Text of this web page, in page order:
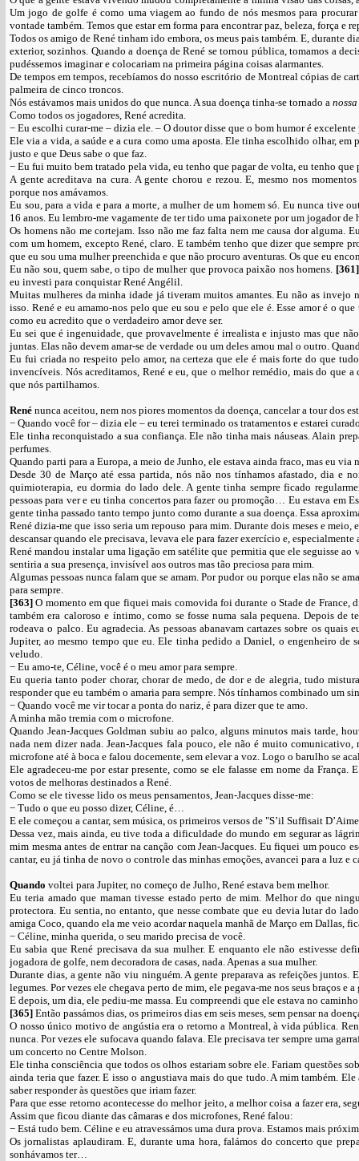
Um jogo de golfe é como uma viagem ao fundo de nós mesmos para
vontade também. Temos que estar em forma para encontrar paz, beleza, força e
Todos os amigo de René tinham ido embora, os meus pais também. E, durante
exterior, sozinhos. Quando a doença de René se tornou pública, tomamos a
pudéssemos imaginar e colocariam na primeira página coisas alarmantes.
De tempos em tempos, recebíamos do nosso escritório de Montreal cópias de
palmeira de cinco troncos.
Nós estávamos mais unidos do que nunca. A sua doença tinha-se tornado a nossa
Como todos os jogadores, René acredita.
− Eu escolhi curar-me – dizia ele. – O doutor disse que o bom humor é
Ele via a vida, a saúde e a cura como uma aposta. Ele tinha escolhido olhar,
justo e que Deus sabe o que faz.
− Eu fui muito bem tratado pela vida, eu tenho que pagar de volta, eu tenho
A gente acreditava na cura. A gente chorou e rezou. E, mesmo nos
porque nos amávamos.
Eu sou, para a vida e para a morte, a mulher de um homem só. Eu nunca tive
16 anos. Eu lembro-me vagamente de ter tido uma paixonete por um jogador
Os homens não me cortejam. Isso não me faz falta nem me causa dor
com um homem, excepto René, claro. E também tenho que dizer que sempre
que eu sou uma mulher preenchida e que não procuro aventuras. Os que eu
Eu não sou, quem sabe, o tipo de mulher que provoca paixão nos homens.
eu investi para conquistar René Angélil.
Muitas mulheres da minha idade já tiveram muitos amantes. Eu não as
isso. René e eu amamo-nos pelo que eu sou e pelo que ele é. Esse amor é o
como eu acredito que o verdadeiro amor deve ser.
Eu sei que é ingenuidade, que provavelmente é irrealista e injusto mas que
juntas. Elas não devem amar-se de verdade ou um deles amou mal o outro.
Eu fui criada no respeito pelo amor, na certeza que ele é mais forte do que
invencíveis. Nós acreditamos, René e eu, que o melhor remédio, mais do que
que nós partilhamos.
René nunca aceitou, nem nos piores momentos da doença, cancelar a tour dos
− Quando você for – dizia ele – eu terei terminado os tratamentos e estarei
Ele tinha reconquistado a sua confiança. Ele não tinha mais náuseas. Alain
perfumes.
Quando parti para a Europa, a meio de Junho, ele estava ainda fraco, mas eu via
Desde 30 de Março até essa partida, nós não nos tínhamos afastado, dia e
quimioterapia, eu dormia do lado dele. A gente tinha sempre ficado
pessoas para ver e eu tinha concertos para fazer ou promoção… Eu estava em
gente tinha passado tanto tempo junto como durante a sua doença. Essa
René dizia-me que isso seria um repouso para mim. Durante dois meses e
descansar quando ele precisava, levava ele para fazer exercício e,
René mandou instalar uma ligação em satélite que permitia que ele seguisse
sentiria a sua presença, invisível aos outros mas tão preciosa para mim.
Algumas pessoas nunca falam que se amam. Por pudor ou porque elas não se
para sempre.
[363]O momento em que fiquei mais comovida foi durante o Stade de
também era caloroso e íntimo, como se fosse numa sala pequena. Depois
rodeava o palco. Eu agradecia. As pessoas abanavam cartazes sobre os
Jupiter, ao mesmo tempo que eu. Ele tinha pedido a Daniel, o engenheiro
veludo.
− Eu amo-te, Céline, você é o meu amor para sempre.
Eu queria tanto poder chorar, chorar de medo, de dor e de alegria, tudo
responder que eu também o amaria para sempre. Nós tínhamos combinado um
− Quando você me vir tocar a ponta do nariz, é para dizer que te amo.
A minha mão tremia com o microfone.
Quando Jean-Jacques Goldman subiu ao palco, alguns minutos mais tarde,
nada nem dizer nada. Jean-Jacques fala pouco, ele não é muito
microfone até à boca e falou docemente, sem elevar a voz. Logo o barulho se
Ele agradeceu-me por estar presente, como se ele falasse em nome da
votos de melhoras destinados a René.
Como se ele tivesse lido os meus pensamentos, Jean-Jacques disse-me:
− Tudo o que eu posso dizer, Céline, é…
E ele começou a cantar, sem música, os primeiros versos de "S’il Suffisait
Dessa vez, mais ainda, eu tive toda a dificuldade do mundo em segurar as
mim mesma antes de entrar na canção com Jean-Jacques. Eu fiquei um
cantar, eu já tinha de novo o controle das minhas emoções, avancei para a luz e
Quando voltei para Jupiter, no começo de Julho, René estava bem melhor.
Eu teria amado que maman tivesse estado perto de mim. Melhor do que
protectora. Eu sentia, no entanto, que nesse combate que eu devia lutar do
amiga Coco, quando ela me veio acordar naquela manhã de Março em Dallas,
− Céline, minha querida, o seu marido precisa de você.
Eu sabia que René precisava da sua mulher. E enquanto ele não estivesse
jogadora de golfe, nem decoradora de casas, nada. Apenas a sua mulher.
Durante dias, a gente não viu ninguém. A gente preparava as refeições juntos.
legumes. Por vezes ele chegava perto de mim, ele pegava-me nos seus braços e
E depois, um dia, ele pediu-me massa. Eu compreendi que ele estava no
[365] Então passámos dias, os primeiros dias em seis meses, sem pensar na
O nosso único motivo de angústia era o retorno a Montreal, à vida pública.
nunca. Por vezes ele sufocava quando falava. Ele precisava ter sempre uma
um concerto no Centre Molson.
Ele tinha consciência que todos os olhos estariam sobre ele. Fariam questões
ainda teria que fazer. E isso o angustiava mais do que tudo. A mim também.
saber responder às questões que iriam fazer.
Para que esse retorno acontecesse do melhor jeito, a melhor coisa a fazer era,
Assim que ficou diante das câmaras e dos microfones, René falou:
− Está tudo bem. Céline e eu atravessámos uma dura prova. Estamos mais
Os jornalistas aplaudiram. E, durante uma hora, falámos do concerto que
sonhávamos ter…